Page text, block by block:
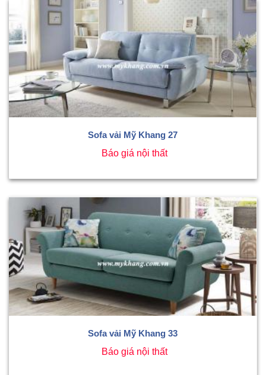
Sofa vải Mỹ Khang 27
Báo giá nội thất
Sofa vải Mỹ Khang 33
Báo giá nội thất